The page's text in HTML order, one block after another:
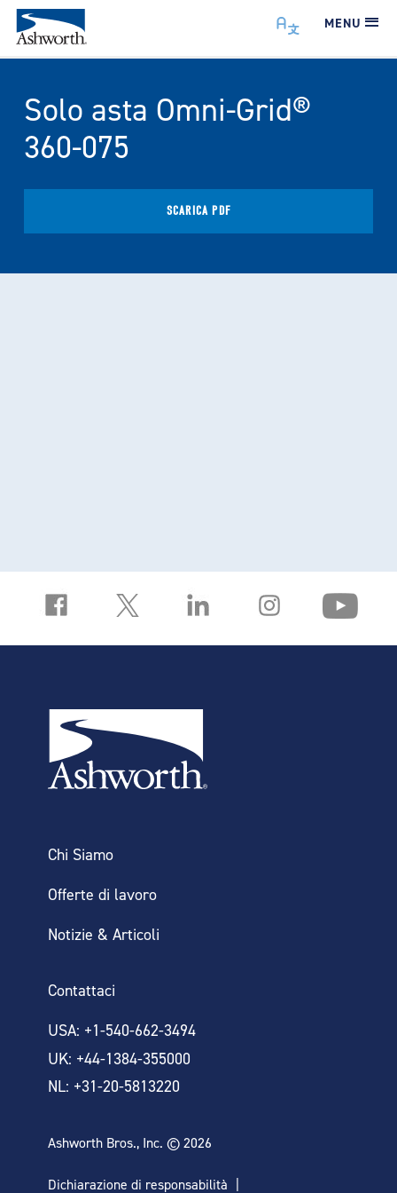
MENU
Solo asta Omni-Grid®
360-075
SCARICA PDF
Chi Siamo
Offerte di lavoro
Notizie & Articoli
Contattaci
USA: +1-540-662-3494
UK: +44-1384-355000
NL: +31-20-5813220
Ashworth Bros., Inc. © 2026
Dichiarazione di responsabilità